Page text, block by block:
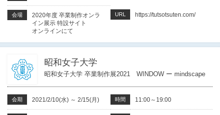
会場
2020年度 卒業制作オンラ
イン展示 特設サイト
オンラインにて
URL https://tutsotsuten.com/
昭和女子大学
昭和女子大学 卒業制作展2021 WINDOW ー mindscape
会期 2021/2/10(水) ～ 2/15(月) 時間 11:00～19:00